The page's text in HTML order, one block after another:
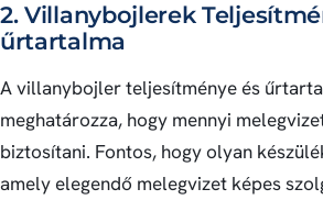
2. Villanybojlerek
űrtartalma
A villanybojler teljesítménye és
meghatározza, hogy mennyi
biztosítani. Fontos, hogy olyan
amely elegendő melegvizet képes